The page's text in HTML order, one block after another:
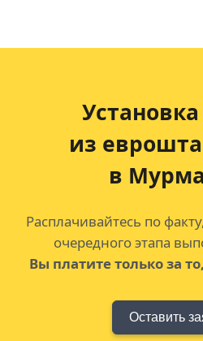
из
в
Расплачивайтесь по
очередного этапа
Вы платите только за
Оставить